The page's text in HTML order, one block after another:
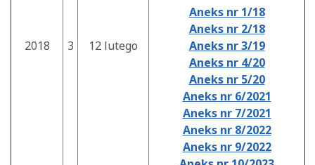
2018 3 12 lutego
Aneks nr 1/18
Aneks nr 2/18
Aneks nr 3/19
Aneks nr 4/20
Aneks nr 5/20
Aneks nr 6/2021
Aneks nr 7/2021
Aneks nr 8/2022
Aneks nr 9/2022